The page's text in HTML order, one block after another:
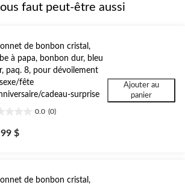
faut peut-être aussi
de bonbon cristal,
à papa, bonbon dur, bleu
paq. 8, pour dévoilement
fête
cadeau-surprise
0.0 (0)
$
Ajouter au
panier
de bonbon cristal,